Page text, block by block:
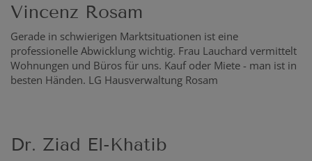
Vincenz Rosam
Gerade in schwierigen Marktsituationen ist eine
professionelle Abwicklung wichtig. Frau Lauchard vermittelt
Wohnungen und Büros für uns. Kauf oder Miete - man ist in
besten Händen. LG Hausverwaltung Rosam
Dr. Ziad El-Khatib